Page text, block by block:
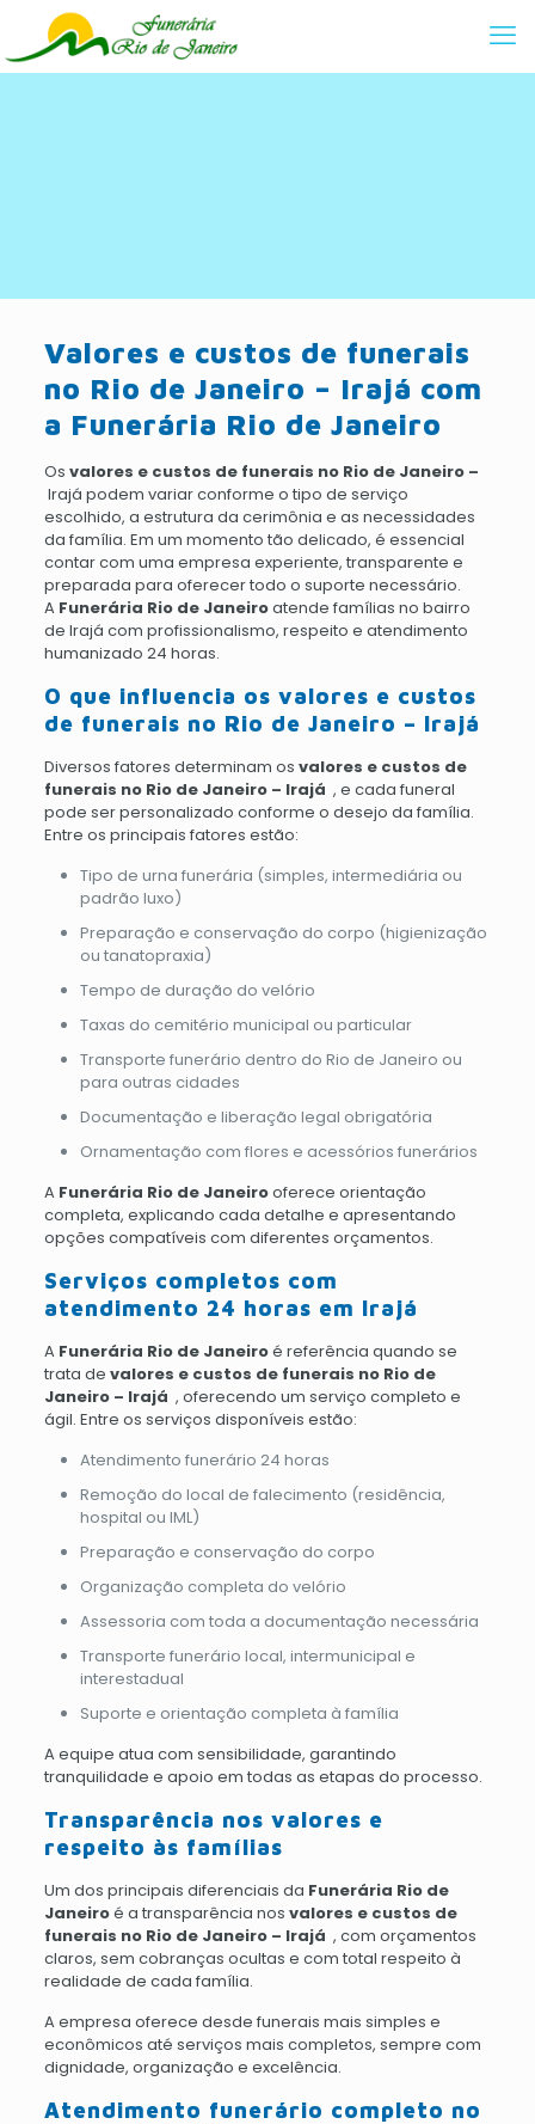
Valores e custos de funerais
no Rio de Janeiro – Irajá com
a Funerária Rio de Janeiro
Os valores e custos de funerais no Rio de Janeiro –
Irajá podem variar conforme o tipo de serviço
escolhido, a estrutura da cerimônia e as necessidades
da família. Em um momento tão delicado, é essencial
contar com uma empresa experiente, transparente e
preparada para oferecer todo o suporte necessário.
A Funerária Rio de Janeiroatende famílias no bairro
de Irajá com profissionalismo, respeito e atendimento
humanizado 24 horas.
O que influencia os valores e custos
de funerais no Rio de Janeiro – Irajá
Diversos fatores determinam os valores e custos de
funerais no Rio de Janeiro – Irajá , e cada funeral
pode ser personalizado conforme o desejo da família.
Entre os principais fatores estão:
Tipo de urna funerária (simples, intermediária ou
padrão luxo)
Preparação e conservação do corpo (higienização
ou tanatopraxia)
Tempo de duração do velório
Taxas do cemitério municipal ou particular
Transporte funerário dentro do Rio de Janeiro ou
para outras cidades
Documentação e liberação legal obrigatória
Ornamentação com flores e acessórios funerários
A Funerária Rio de Janeirooferece orientação
completa, explicando cada detalhe e apresentando
opções compatíveis com diferentes orçamentos.
Serviços completos com
atendimento 24 horas em Irajá
A Funerária Rio de Janeiroé referência quando se
trata de valores e custos de funerais no Rio de
Janeiro – Irajá , oferecendo um serviço completo e
ágil. Entre os serviços disponíveis estão:
Atendimento funerário 24 horas
Remoção do local de falecimento (residência,
hospital ou IML)
Preparação e conservação do corpo
Organização completa do velório
Assessoria com toda a documentação necessária
Transporte funerário local, intermunicipal e
interestadual
Suporte e orientação completa à família
A equipe atua com sensibilidade, garantindo
tranquilidade e apoio em todas as etapas do processo.
Transparência nos valores e
respeito às famílias
Um dos principais diferenciais da Funerária Rio de
Janeiroé a transparência nos valores e custos de
funerais no Rio de Janeiro – Irajá , com orçamentos
claros, sem cobranças ocultas e com total respeito à
realidade de cada família.
A empresa oferece desde funerais mais simples e
econômicos até serviços mais completos, sempre com
dignidade, organização e excelência.
Atendimento funerário completo no